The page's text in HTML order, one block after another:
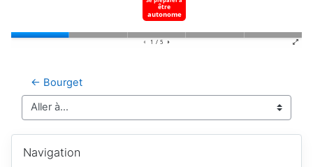
← Bourget
Aller à…
Blocs
Navigation